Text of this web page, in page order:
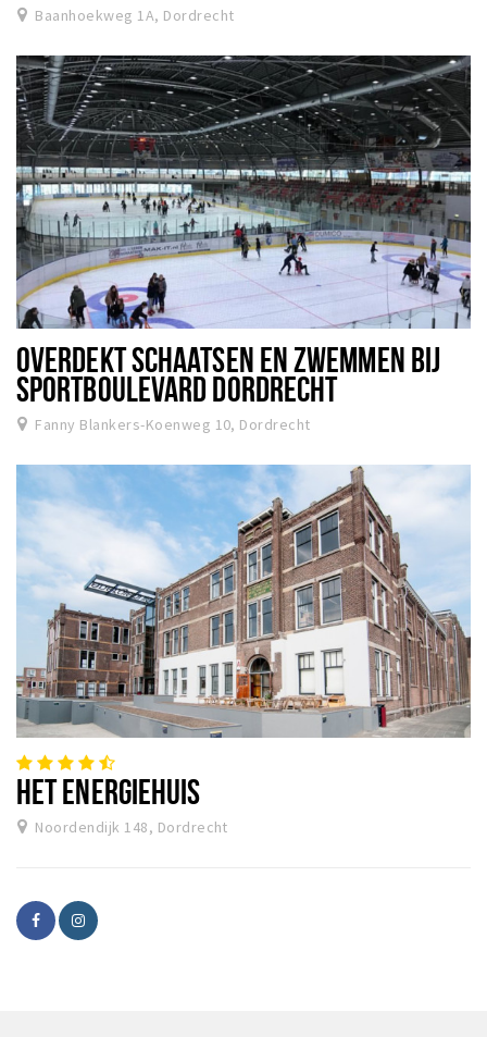
Baanhoekweg 1A, Dordrecht
OVERDEKT SCHAATSEN EN ZWEMMEN BIJ
SPORTBOULEVARD DORDRECHT
Fanny Blankers-Koenweg 10, Dordrecht
HET ENERGIEHUIS
Noordendijk 148, Dordrecht